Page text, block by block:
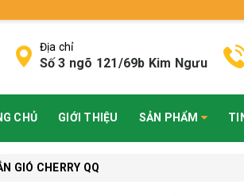
Địa chỉ
Số 3 ngõ 121/69b Kim Ngưu
CHỦ GIỚI THIỆU SẢN PHẨM
GIÓ CHERRY QQ